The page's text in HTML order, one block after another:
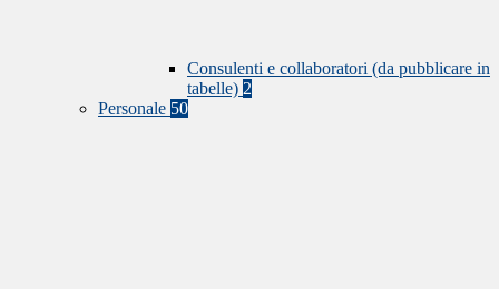
Consulenti e collaboratori (da pubblicare in
tabelle) 2
Personale 50